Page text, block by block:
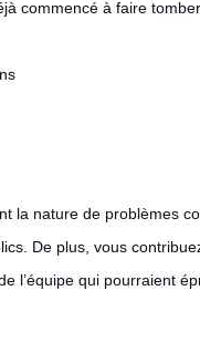
commencé à faire
la nature de problèmes
De plus, vous
l’équipe qui pourraient